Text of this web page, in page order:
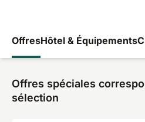
OffresHôtel & Équipements
Offres spéciales
sélection